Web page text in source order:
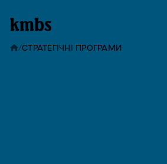
/СТРАТЕГІЧНІ ПРОГРАМИ